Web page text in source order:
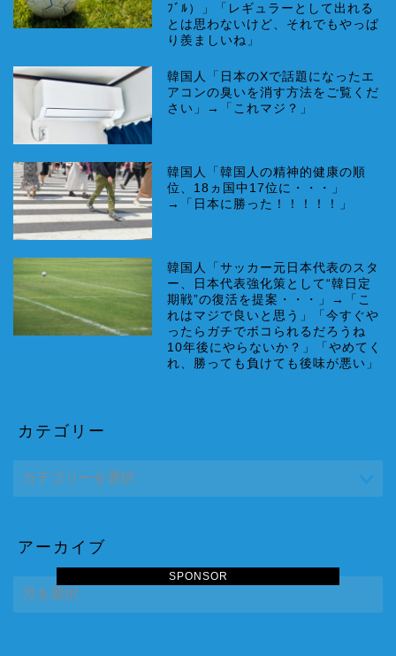
SPONSOR
ﾌﾞﾙ）」「レギュラーとして出れる
とは思わないけど、それでもやっぱ
り羨ましいね」
韓国人「日本のXで話題になったエ
アコンの臭いを消す方法をご覧くだ
さい」→「これマジ？」
韓国人「韓国人の精神的健康の順
位、18ヵ国中17位に・・・」
→「日本に勝った！！！！！」
韓国人「サッカー元日本代表のスタ
ー、日本代表強化策として“韓日定
期戦”の復活を提案・・・」→「こ
れはマジで良いと思う」「今すぐや
ったらガチでボコられるだろうね
10年後にやらないか？」「やめてく
れ、勝っても負けても後味が悪い」
カテゴリー
アーカイブ
ー